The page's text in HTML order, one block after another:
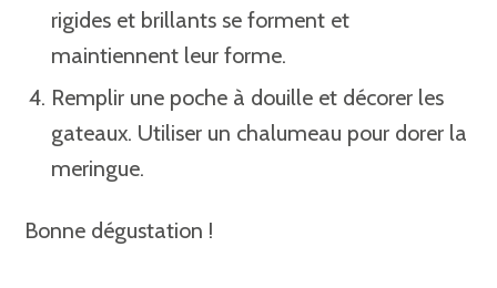
rigides et brillants se forment et
maintiennent leur forme.
Remplir une poche à douille et décorer les
gateaux. Utiliser un chalumeau pour dorer la
meringue.
Bonne dégustation !